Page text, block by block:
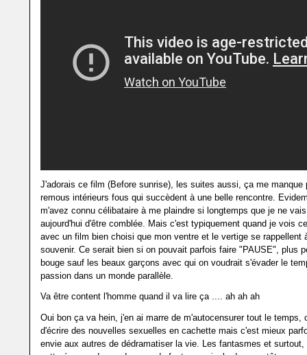
J'adorais ce film (Before sunrise), les suites aussi, ça me manque
remous intérieurs fous qui succèdent à une belle rencontre.
m'avez connu célibataire à me plaindre si longtemps que je ne
aujourd'hui d'être comblée. Mais c'est typiquement quand je vois
avec un film bien choisi que mon ventre et le vertige se rappellent
souvenir. Ce serait bien si on pouvait parfois faire "PAUSE", plus
bouge sauf les beaux garçons avec qui on voudrait s'évader le
passion dans un monde parallèle.
Va être content l'homme quand il va lire ça .... ah ah ah
Oui bon ça va hein, j'en ai marre de m'autocensurer tout le temps,
d'écrire des nouvelles sexuelles en cachette mais c'est mieux
envie aux autres de dédramatiser la vie. Les fantasmes et surtout,